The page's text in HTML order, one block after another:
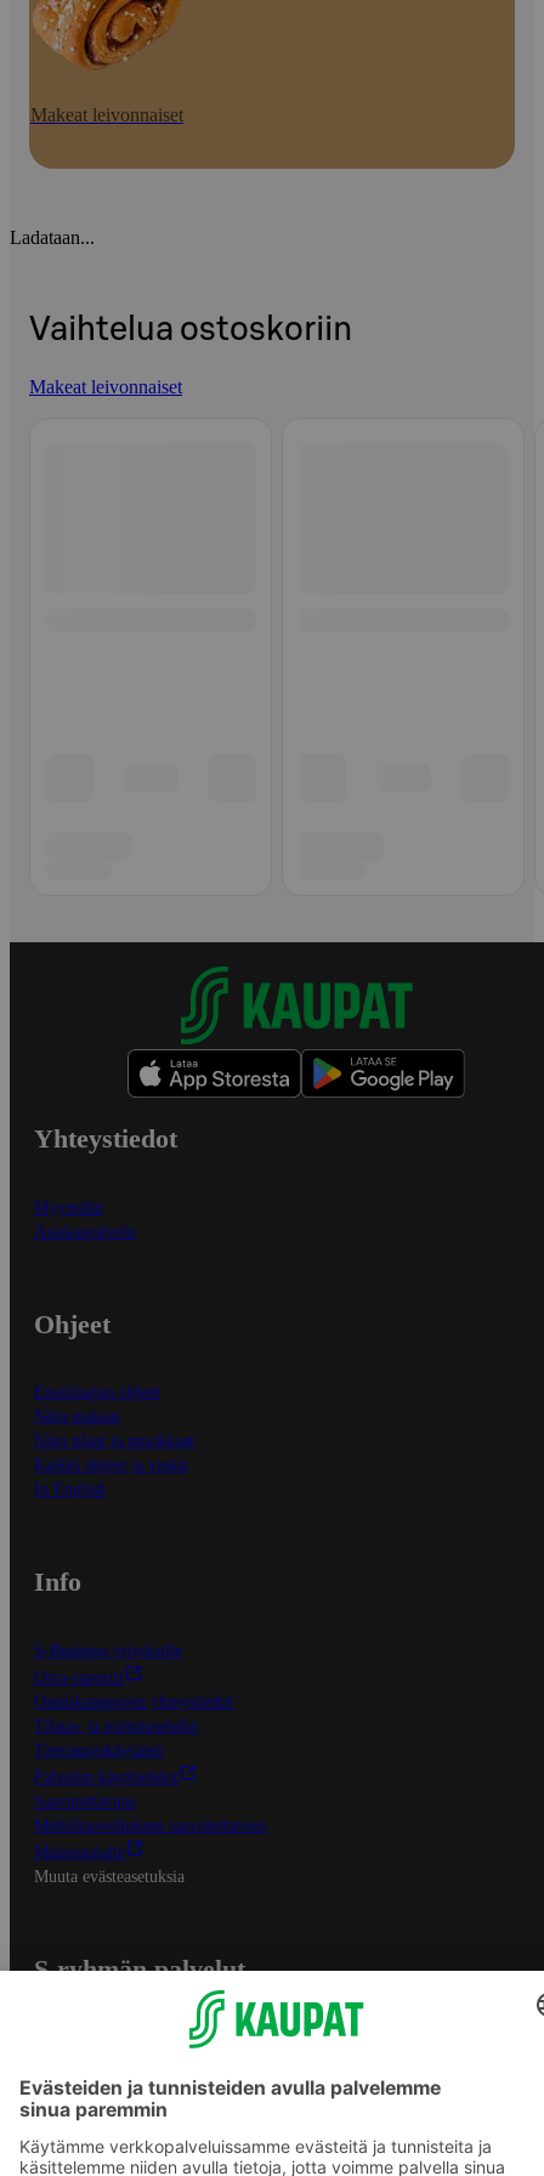
Makeat leivonnaiset
Ladataan...
Vaihtelua ostoskoriin
Makeat leivonnaiset
Yhteystiedot
Myymälät
Asiakaspalvelu
Ohjeet
Ensitilaajan ohjeet
Näin maksat
Näin tilaat ja muokkaat
Kaikki ohjeet ja vinkit
In English
Info
S-Business yrityksille
Oiva-raportit
Osuuskauppojen yhteystiedot
Tilaus- ja toimitusehdot
Tietosuojakäytäntö
Palvelun käyttöehdot
Saavutettavuus
Mobiilisovelluksen saavutettavuus
Mainostajalle
Muuta evästeasetuksia
S-ryhmän palvelut
Yhteishyvä Ruoka -sovellus
S-ostoslista -sovellus
Prisma.fi